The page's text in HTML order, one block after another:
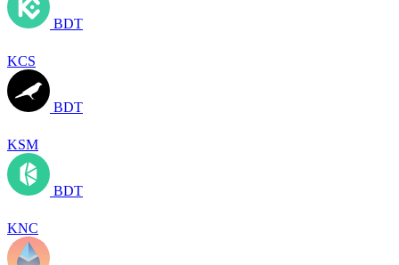
BDT
KCS
BDT
KSM
BDT
KNC